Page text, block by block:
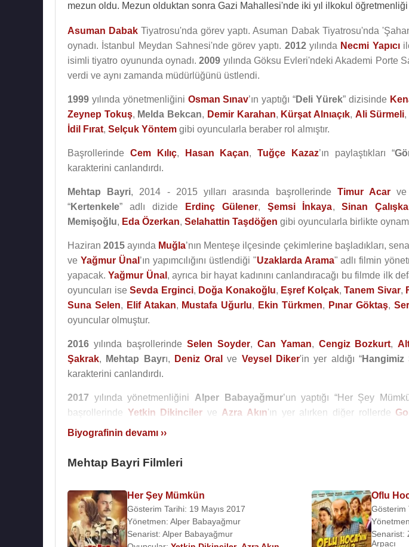
mezun oldu. Mezun olduktan sonra Gazi Mahallesi'nde iki yıl ilkokul öğretmenliği
Asuman Dabak Tiyatrosu'nda görev yaptı. Asuman Dabak Tiyatrosu'nda
oynadı. İstanbul Meydan Sahnesi'nde görev yaptı. 2012yılında Necmi Yapıcı
isimli tiyatro oyununda oynadı.2009 yılında Göksu Evleri'ndeki Akademi Porte
verdi ve aynı zamanda müdürlüğünü üstlendi.
1999 yılında yönetmenliğini Osman Sınav’ın yaptığı “Deli Yürek” dizisinde
Zeynep Tokuş, Melda Bekcan, Demir Karahan, Kürşat Alnıaçık, Ali Sürmeli,
İdil Fırat, Selçuk Yöntem gibi oyuncularla beraber rol almıştır.
Başrollerinde Cem Kılıç, Hasan Kaçan,Tuğçe Kazaz’ın paylaştıkları “
karakterini canlandırdı.
Mehtap Bayri, 2014 - 2015 yılları arasında başrollerinde Timur Acar ve
“Kertenkele” adlı dizide Erdinç Gülener, Şemsi İnkaya,Sinan
Memişoğlu, Eda Özerkan, Selahattin Taşdöğen gibi oyuncularla birlikte
Haziran2015 ayında Muğla’nın Menteşe ilçesinde çekimlerine başladıkları,
ve Yağmur Ünal ’ın yapımcılığını üstlendiği "Uzaklarda Arama" adlı filmin
yapacak.Yağmur Ünal , ayrıca bir hayat kadınını canlandıracağı bu filmde ilk
oyuncuları iseSevda Erginci, Doğa Konakoğlu, Eşref Kolçak,Tanem Sivar,
Suna Selen, Elif Atakan, Mustafa Uğurlu, Ekin Türkmen, Pınar Göktaş,
oyuncular olmuştur.
2016 yılında başrollerinde Selen Soyder, Can Yaman, Cengiz Bozkurt,
Şakrak, Mehtap Bayrı, Deniz Oral ve Veysel Diker'in yer aldığı “Hangimiz
karakterini canlandırdı.
2017 yılında yönetmenliğini Alper Babayağmur’un yaptığı “Her Şey
başrollerinde Yetkin Dikinciler ve Azra Akın'ın yer alırken diğer rollerde
Mehtap Bayrı
,
Oyuncu :
2017 - Aşka Racon Sökmez(Sinema Filmi)
2016 - Hangimiz Sevmedik (Ayşen)(TV Dizisi)
2016 -Oflu Hoca'nın Şifresi 2(Meryem) (Sinema Filmi)
2015 - Uzaklarda Arama (Sinema Filmi)
Biyografinin devamı ››
Mehtap Bayri Filmleri
Her Şey Mümkün
Gösterim Tarihi: 19 Mayıs 2017
Yönetmen: Alper Babayağmur
Senarist: Alper Babayağmur
Oflu
Gösterim
Senarist:
Arpacı